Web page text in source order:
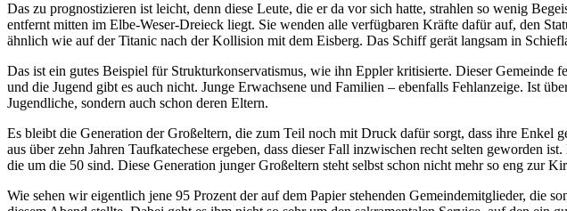
Das zu prognostizieren ist leicht, denn diese Leute, die er da vor sich hatte, strahlen so wenig
entfernt mitten im Elbe-Weser-Dreieck liegt. Sie wenden alle verfügbaren Kräfte dafür auf, den
ähnlich wie auf der Titanic nach der Kollision mit dem Eisberg. Das Schiff gerät langsam in
Das ist ein gutes Beispiel für Strukturkonservatismus, wie ihn Eppler kritisierte. Dieser Gemeinde
und die Jugend gibt es auch nicht. Junge Erwachsene und Familien – ebenfalls Fehlanzeige. Ist
Jugendliche, sondern auch schon deren Eltern.
Es bleibt die Generation der Großeltern, die zum Teil noch mit Druck dafür sorgt, dass ihre Enkel
aus über zehn Jahren Taufkatechese ergeben, dass dieser Fall inzwischen recht selten geworden
die um die 50 sind. Diese Generation junger Großeltern steht selbst schon nicht mehr so eng zur
Wie sehen wir eigentlich jene 95 Prozent der auf dem Papier stehenden Gemeindemitglieder, die